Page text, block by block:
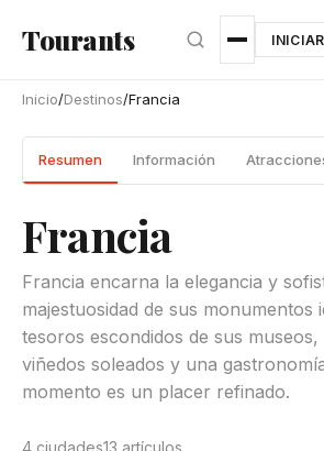
Tourants
Inicio/Destinos/Francia
Resumen Información
Francia
Francia encarna la elegancia y
majestuosidad de sus monumentos
tesoros escondidos de sus
viñedos soleados y una
momento es un placer refinado.
4 ciudades13 artículos